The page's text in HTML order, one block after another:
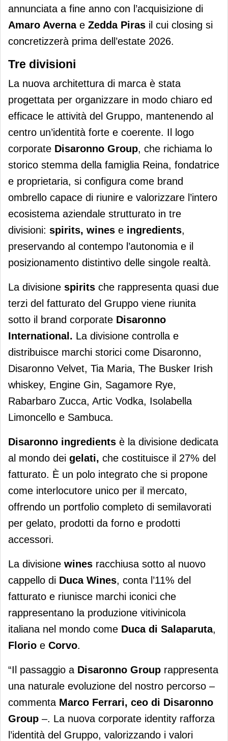
annunciata a fine anno con l’acquisizione di
Amaro Averna e Zedda Piras il cui closing si
concretizzerà prima dell’estate 2026.
Tre divisioni
La nuova architettura di marca è stata
progettata per organizzare in modo chiaro ed
efficace le attività del Gruppo, mantenendo al
centro un’identità forte e coerente. Il logo
corporate Disaronno Group, che richiama lo
storico stemma della famiglia Reina, fondatrice
e proprietaria, si configura come brand
ombrello capace di riunire e valorizzare l’intero
ecosistema aziendale strutturato in tre
divisioni: spirits, wines e ingredients,
preservando al contempo l’autonomia e il
posizionamento distintivo delle singole realtà.
La divisione spirits che rappresenta quasi due
terzi del fatturato del Gruppo viene riunita
sotto il brand corporate Disaronno
International. La divisione controlla e
distribuisce marchi storici come Disaronno,
Disaronno Velvet, Tia Maria, The Busker Irish
whiskey, Engine Gin, Sagamore Rye,
Rabarbaro Zucca, Artic Vodka, Isolabella
Limoncello e Sambuca.
Disaronno ingredients è la divisione dedicata
al mondo dei gelati, che costituisce il 27% del
fatturato. È un polo integrato che si propone
come interlocutore unico per il mercato,
offrendo un portfolio completo di semilavorati
per gelato, prodotti da forno e prodotti
accessori.
La divisione wines racchiusa sotto al nuovo
cappello di Duca Wines, conta l’11% del
fatturato e riunisce marchi iconici che
rappresentano la produzione vitivinicola
italiana nel mondo come Duca di Salaparuta,
Florio e Corvo.
“Il passaggio a Disaronno Group rappresenta
una naturale evoluzione del nostro percorso –
commenta Marco Ferrari, ceo di Disaronno
Group –. La nuova corporate identity rafforza
l’identità del Gruppo, valorizzando i valori